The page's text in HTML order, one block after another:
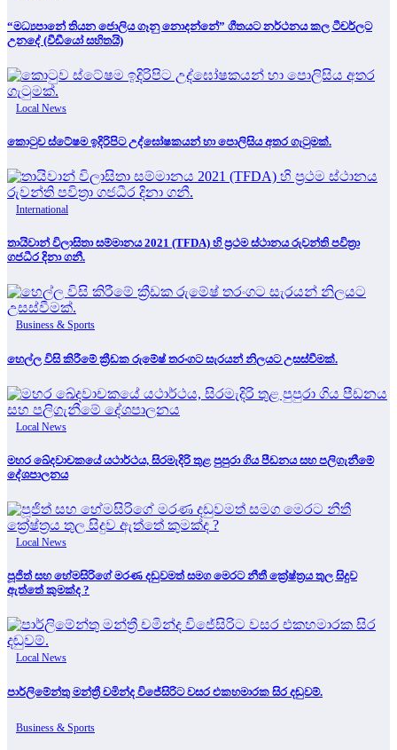
“මධ්‍යපානේ තියන ජොලිය ගෑනු නොදන්නේ” ගීතයට නර්ථනය කල ටීචර්ලට
උනදේ (වීඩීයෝ සහිතයි)
Local News
කොටුව ස්ටේෂම ඉදිරිපිට උද්ඝෝෂකයන් හා පොලිසිය අතර ගැටුමක්.
International
තායිවාන් විලාසිතා සම්මානය 2021 (TFDA) හි ප්‍රථම ස්ථානය රුවන්ති පවිත්‍රා
ගජධීර දිනා ගනී.
Business & Sports
හෙල්ල විසි කිරීමේ ක්‍රීඩක රුමේෂ් තරංගට සැරයන් නිලයට උසස්වීමක්.
Local News
මහර ඛේදවාචකයේ යථාර්ථය, සිරමැදිරි තුළ පුපුරා ගිය පීඩනය සහ පලිගැනීමේ
දේශපාලනය
Local News
පූජිත් සහ හේමසිරිගේ මරණ දඩුවමත් සමග මෙරට නීතී ක්‍රේෂ්ත්‍රය තුල සිදුව
ඇත්තේ කුමක්ද ?
Local News
පාර්ලිමේන්තු මන්ත්‍රී චමින්ද විජේසිරිට වසර එකහමාරක සිර දඬුවම්.
Business & Sports